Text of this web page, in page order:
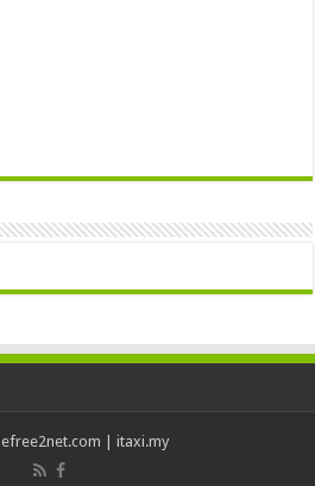
efree2net.com itaxi.my